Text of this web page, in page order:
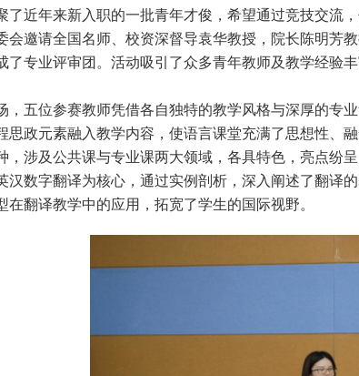
了近年来新入职的一批青年才俊，希望通过竞技交流
会邀请全国名师、校资深督导袁华教授，院长陈明芳
了专业评审团。活动吸引了众多青年教师及教学经验
，五位参赛教师凭借各自独特的教学风格与深厚的专
思政元素融入教学内容，使语言课堂充满了思想性、
，涉及公共课与专业课两大领域，各具特色，亮点纷呈
汉数字翻译为核心，通过实例剖析，深入阐述了翻译
在翻译教学中的应用，拓宽了学生的国际视野。